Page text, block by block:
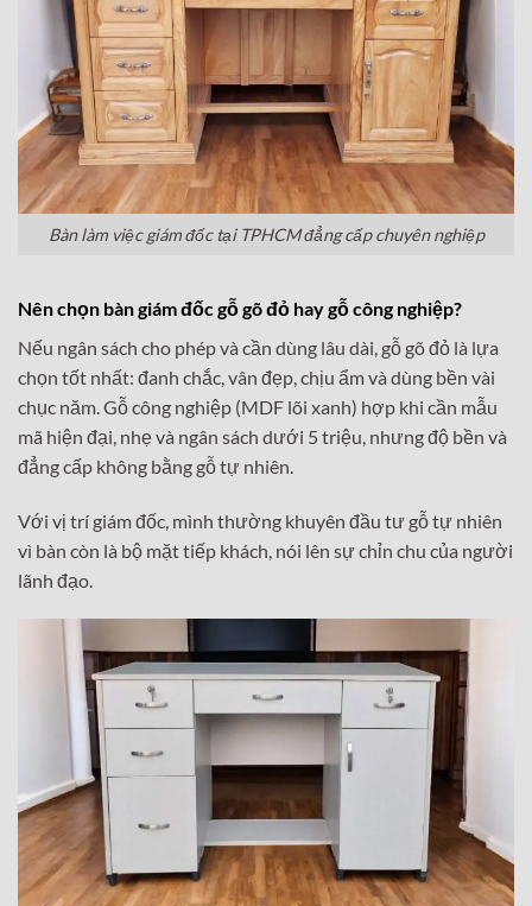
Bàn làm việc giám đốc tại TPHCM đẳng cấp chuyên nghiệp
Nên chọn bàn giám đốc gỗ gõ đỏ hay gỗ công nghiệp?
Nếu ngân sách cho phép và cần dùng lâu dài, gỗ gõ đỏ là lựa
chọn tốt nhất: đanh chắc, vân đẹp, chịu ẩm và dùng bền vài
chục năm. Gỗ công nghiệp (MDF lõi xanh) hợp khi cần mẫu
mã hiện đại, nhẹ và ngân sách dưới 5 triệu, nhưng độ bền và
đẳng cấp không bằng gỗ tự nhiên.
Với vị trí giám đốc, mình thường khuyên đầu tư gỗ tự nhiên
vì bàn còn là bộ mặt tiếp khách, nói lên sự chỉn chu của người
lãnh đạo.